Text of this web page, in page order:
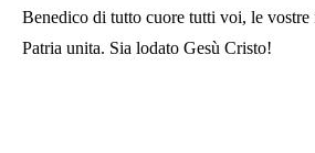
Benedico di tutto cuore tutti voi, le vostre
Patria unita. Sia lodato Gesù Cristo!